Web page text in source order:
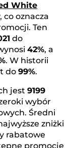
White
co oznacza
Ten
do
42%, a
. W historii
do 99%.
jest 9199
wybór
Średni
zniżki
rabatowe
promocje